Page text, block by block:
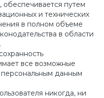
путем
и технических
в полном объеме
в области
все возможные
данным
никогда, ни